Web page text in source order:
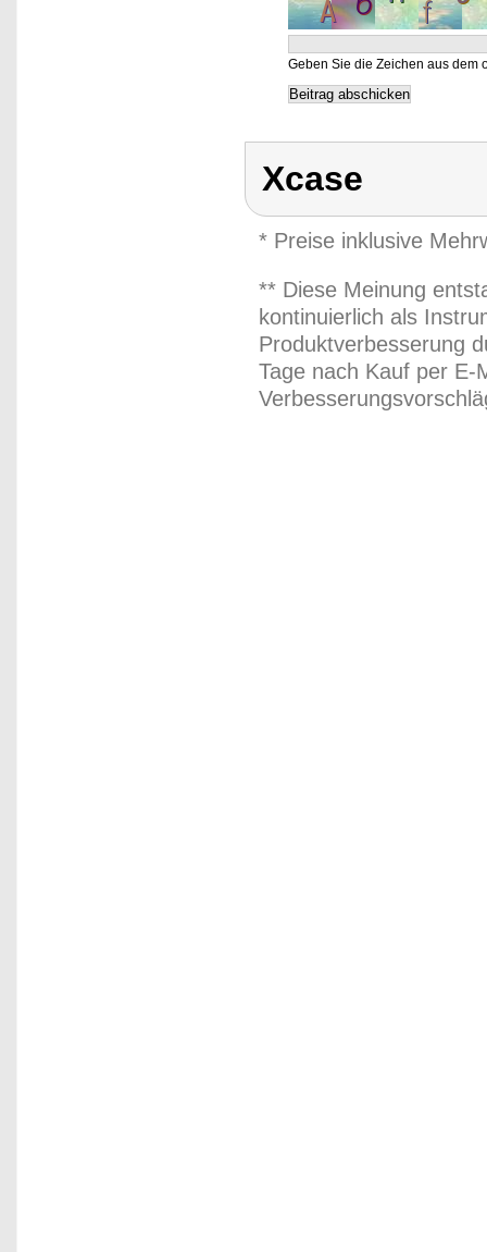
Geben Sie die Zeichen aus dem
Xcase
* Preise inklusive
** Diese Meinung
kontinuierlich als
Produktverbesserung
Tage nach Kauf per E-